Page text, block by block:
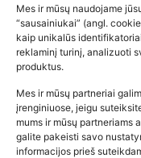
Mes ir mūsų naudojame
“sausainiukai” (angl.
kaip unikalūs
reklaminį turinį, analizuoti
produktus.
Mes ir mūsų partneriai
įrenginiuose, jeigu
mums ir mūsų partneriams
galite pakeisti savo
informacijos prieš